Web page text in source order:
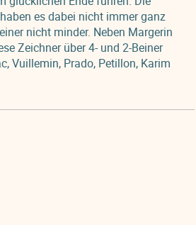
es dabei nicht immer ganz
nicht minder. Neben Margerin
Zeichner über 4- und 2-Beiner
Vuillemin, Prado, Petillon, Karim